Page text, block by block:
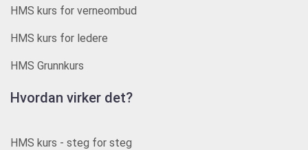
HMS kurs for verneombud
HMS kurs for ledere
HMS Grunnkurs
Hvordan virker det?
HMS kurs - steg for steg